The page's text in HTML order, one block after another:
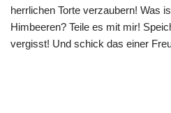
herrlichen Torte verzaubern! Was
Himbeeren? Teile es mit mir!
vergisst! Und schick das einer